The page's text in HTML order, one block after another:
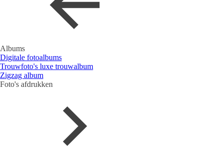
Albums
Digitale fotoalbums
Trouwfoto's luxe trouwalbum
Zigzag album
Foto's afdrukken